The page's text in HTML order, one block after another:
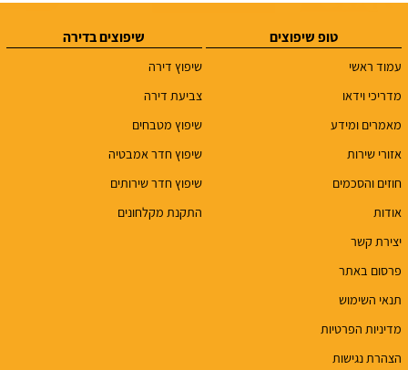
טופ שיפוצים
עמוד ראשי
מדריכי וידאו
מאמרים ומידע
אזורי שירות
חוזים והסכמים
אודות
יצירת קשר
פרסום באתר
תנאי השימוש
מדיניות הפרטיות
הצהרת נגישות
שיפוצים בדירה
שיפוץ דירה
צביעת דירה
שיפוץ מטבחים
שיפוץ חדר אמבטיה
שיפוץ חדר שירותים
התקנת מקלחונים